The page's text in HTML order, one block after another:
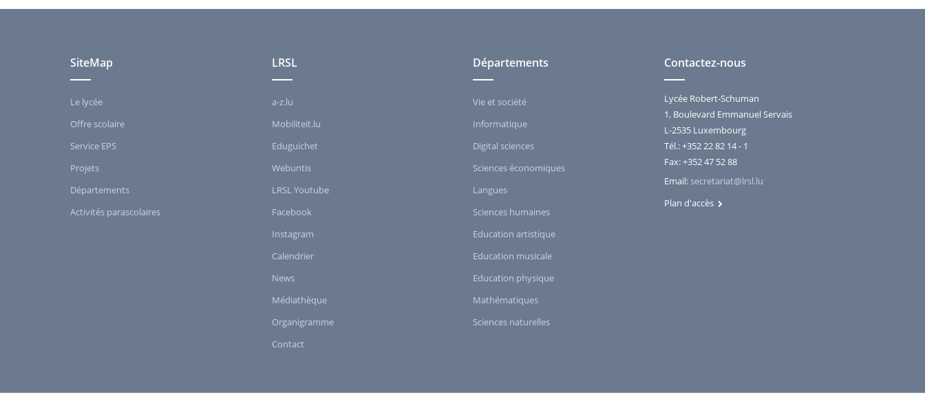
SiteMap
Le lycée
Offre scolaire
Service EPS
Projets
Départements
Activités parascolaires
LRSL
a-z.lu
Mobiliteit.lu
Eduguichet
Webuntis
LRSL Youtube
Facebook
Instagram
Calendrier
News
Médiathèque
Organigramme
Contact
Départements
Vie et société
Informatique
Digital sciences
Sciences économiques
Langues
Sciences humaines
Education artistique
Education musicale
Education physique
Mathématiques
Sciences naturelles
Contactez-nous
Lycée Robert-Schuman
1, Boulevard Emmanuel Servais
L-2535 Luxembourg
Tél.: +352 22 82 14 - 1
Fax: +352 47 52 88
Email: secretariat@lrsl.lu
Plan d'accès